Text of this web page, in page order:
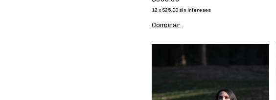
12 x $25.00 sin intereses
Comprar